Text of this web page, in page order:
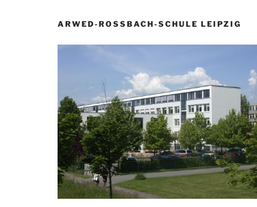
ARWED-ROSSBACH-SCHULE LEIPZIG